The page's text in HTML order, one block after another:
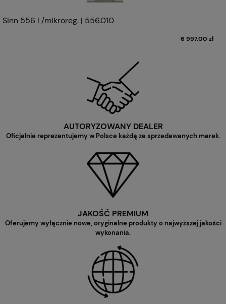
Sinn 556 I /mikroreg. | 556.010
6 997,00 zł
AUTORYZOWANY DEALER
Oficjalnie reprezentujemy w Polsce każdą ze sprzedawanych marek.
JAKOŚĆ PREMIUM
Oferujemy wyłącznie nowe, oryginalne produkty o najwyższej jakości
wykonania.